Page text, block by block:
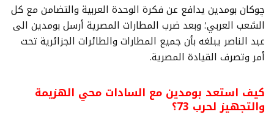
چوكان بومدين يدافع عن فكرة الوحدة العربية والتضامن مع كل
الشعب العربي؛ وبعد ضرب المطارات المصرية أرسل بومدين الى
عبد الناصر يبلغه بأن جميع المطارات والطائرات الجزائرية تحت
أمر وتصرف القيادة المصرية.
كيف استعد بومدين مع السادات محي الهزيمة
والتجهيز لحرب 73؟